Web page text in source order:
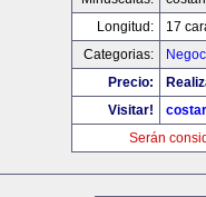
Longitud:
17
Categorias:
Precio:
Visitar!
Serán